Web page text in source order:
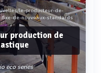
le-producteur-de-
de-nouveaux-standards
production de
eco series